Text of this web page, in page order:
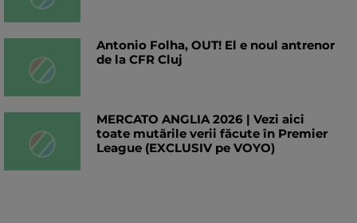
Antonio Folha, OUT! El e noul antrenor
de la CFR Cluj
MERCATO ANGLIA 2026 | Vezi aici
toate mutările verii făcute în Premier
League (EXCLUSIV pe VOYO)